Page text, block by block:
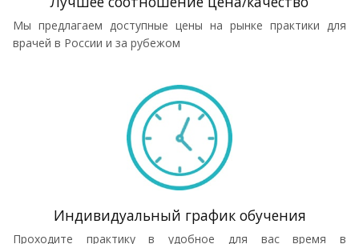
Мы предлагаем доступные цены на рынке практики для
врачей в России и за рубежом
Индивидуальный график обучения
Проходите практику в удобное для вас время в